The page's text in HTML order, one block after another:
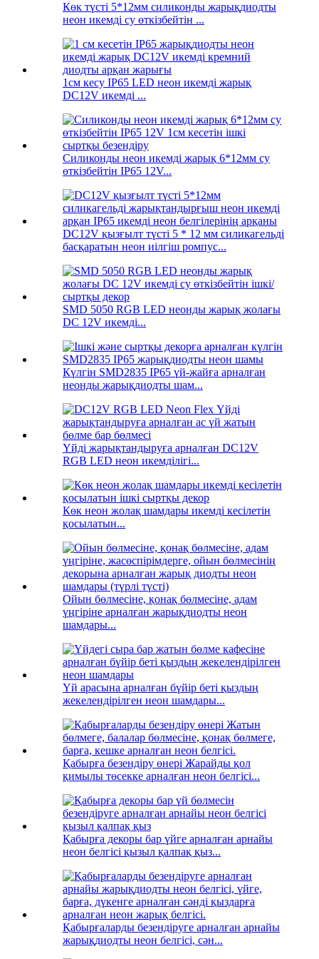
Көк түсті 5*12мм силиконды жарықдиодты
неон икемді су өткізбейтін ...
1см кесу IP65 LED неон икемді жарық
DC12V икемді ...
Силиконды неон икемді жарық 6*12мм су
өткізбейтін IP65 12V...
DC12V қызғылт түсті 5 * 12 мм силикагельді
басқаратын неон иілгіш ромпус...
SMD 5050 RGB LED неонды жарық жолағы
DC 12V икемді...
Күлгін SMD2835 IP65 үй-жайға арналған
неонды жарықдиодты шам...
Үйді жарықтандыруға арналған DC12V
RGB LED неон икемділігі...
Көк неон жолақ шамдары икемді кесілетін
қосылатын...
Ойын бөлмесіне, қонақ бөлмесіне, адам
үңгіріне арналған жарықдиодты неон
шамдары...
Үй арасына арналған бүйір беті қыздың
жекелендірілген неон шамдары...
Қабырға безендіру өнері Жарайды қол
қимылы төсекке арналған неон белгісі...
Қабырға декоры бар үйге арналған арнайы
неон белгісі қызыл қалпақ қыз...
Қабырғаларды безендіруге арналған арнайы
жарықдиодты неон белгісі, сән...